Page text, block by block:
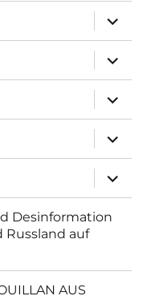
anzeigen
anzeigen
anzeigen
anzeigen
anzeigen
Desinformation
Russland auf
AUS